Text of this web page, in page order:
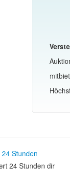
24 Stunden dir